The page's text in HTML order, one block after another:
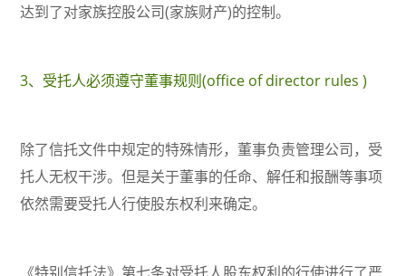
达到了对家族控股公司(家族财产)的控制。
3、受托人必须遵守董事规则(office of director rules )
除了信托文件中规定的特殊情形，董事负责管理公司，受
托人无权干涉。但是关于董事的任命、解任和报酬等事项
依然需要受托人行使股东权利来确定。